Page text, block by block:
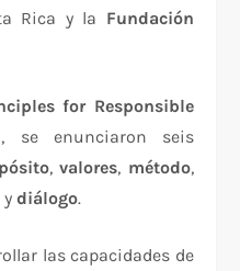
Rica y la Fundación
for Responsible
, se enunciaron seis
,valores, método,
ydiálogo.
las capacidades de